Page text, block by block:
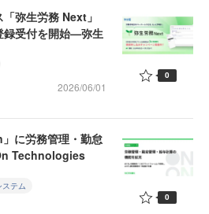
弥生労務 Next」
録受付を開始—弥生
2026/06/01
0
に労務管理・勤怠
Technologies
テム
0